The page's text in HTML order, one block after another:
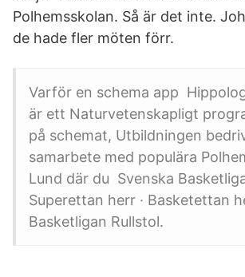
Polhemsskolan. Så är det inte.
de hade fler möten förr.
Varför en schema app
är ett Naturvetenskapligt
på schemat, Utbildningen
samarbete med populära
Lund där du Svenska
Superettan herr · Basketettan
Basketligan Rullstol.